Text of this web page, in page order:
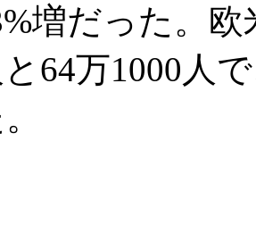
増だった。
64万1000人